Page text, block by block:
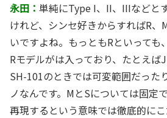
永田： 単純にType I、II、IIIなどと
けれど、シンセ好きからすればR、
いですよね。もっともRといっても
Rモデルがは入っており、たとえば
SH-101のときでは可変範囲だった
ノなんです。MとSについては固定
再現するという意味では徹底的にこ